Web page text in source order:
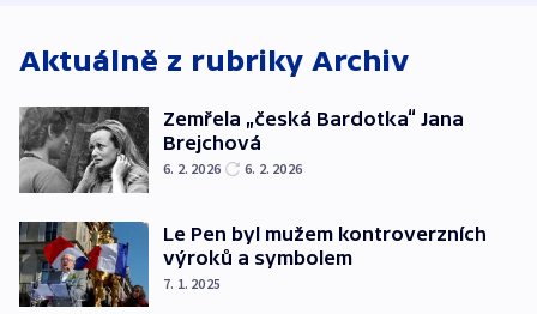
Aktuálně z rubriky Archiv
Zemřela „česká Bardotka“ Jana
Brejchová
6. 2. 2026 6. 2. 2026
Le Pen byl mužem kontroverzních
výroků a symbolem
7. 1. 2025